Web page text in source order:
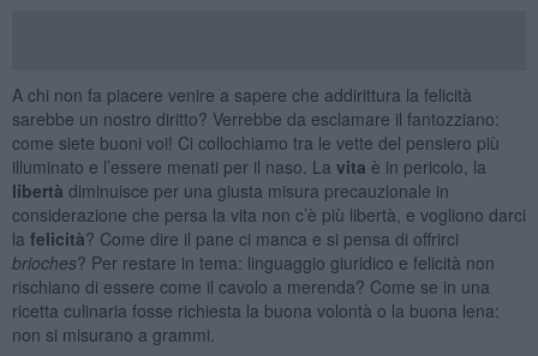
A chi non fa piacere venire a sapere che addirittura la felicità
sarebbe un nostro diritto? Verrebbe da esclamare il fantozziano:
come siete buoni voi! Ci collochiamo tra le vette del pensiero più
illuminato e l’essere menati per il naso. La vita è in pericolo, la
libertà diminuisce per una giusta misura precauzionale in
considerazione che persa la vita non c’è più libertà, e vogliono darci
la felicità? Come dire il pane ci manca e si pensa di offrirci
brioches? Per restare in tema: linguaggio giuridico e felicità non
rischiano di essere come il cavolo a merenda? Come se in una
ricetta culinaria fosse richiesta la buona volontà o la buona lena:
non si misurano a grammi.